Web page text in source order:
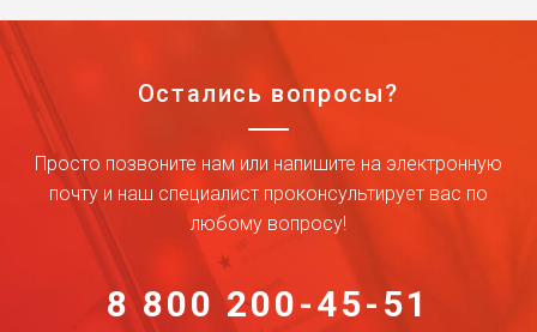
Остались вопросы?
Просто позвоните нам или напишите на электронную
почту и наш специалист проконсультирует вас по
любому вопросу!
8 800 200-45-51